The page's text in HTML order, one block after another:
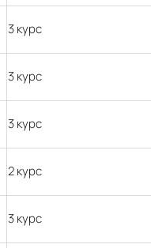
3 курс
3 курс
3 курс
2 курс
3 курс